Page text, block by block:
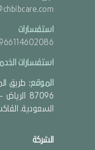
استفسارات
استفسارات
الموقع: طريق
السعودية. الفاكس:
الشركة